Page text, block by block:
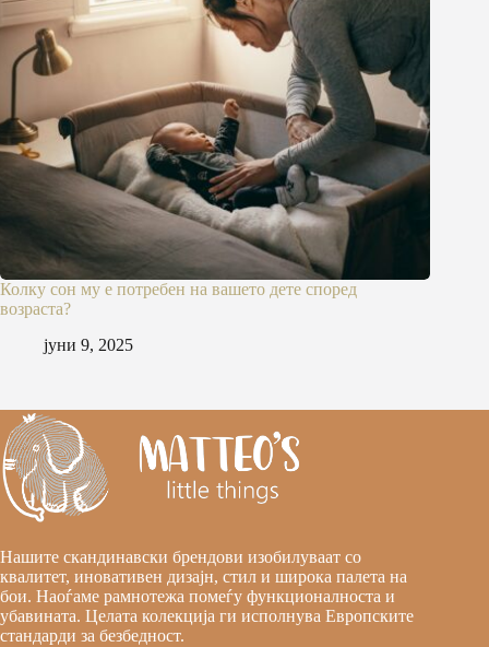
Колку сон му е потребен на вашето дете според
возраста?
јуни 9, 2025
Нашите скандинавски брендови изобилуваат со
квалитет, иновативен дизајн, стил и широка палета на
бои. Наоѓаме рамнотежа помеѓу функционалноста и
убавината. Целата колекција ги исполнува Европските
стандарди за безбедност.